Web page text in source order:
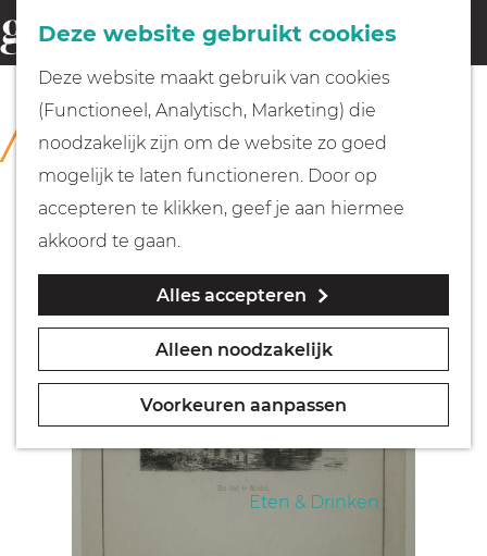
Deze website gebruikt cookies
Deze website maakt gebruik van cookies
(Functioneel, Analytisch, Marketing) die
noodzakelijk zijn om de website zo goed
mogelijk te laten functioneren. Door op
accepteren te klikken, geef je aan hiermee
akkoord te gaan.
Alles accepteren
Alleen noodzakelijk
Voorkeuren aanpassen
G
a
Fietsen
Wandelen
Geocachen
Naar het museum
Eten & Drinken
o
e
k
e
n
COLLECTIE
Rijksmuseum Muiderslot